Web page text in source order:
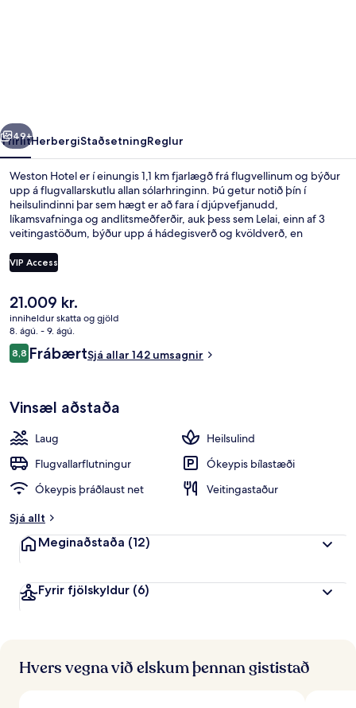
Næsta
49+
YfirlitHerbergiStaðsetningReglur
Weston Hotel er í einungis 1,1 km fjarlægð frá flugvellinum og býður
upp á flugvallarskutlu allan sólarhringinn. Þú getur notið þín í
heilsulindinni þar sem hægt er að fara í djúpvefjanudd,
líkamsvafninga og andlitsmeðferðir, auk þess sem Lelai, einn af 3
veitingastöðum, býður upp á hádegisverð og kvöldverð, en
þæginda á svæðinu eru 2 barir/setustofur, útilaug og næturklúbbur.
Aðrir gestir hafa sagt að meðal helstu kosta gististaðarins sé
VIP Access
Núverandi
verð
er
21.009 kr.
21.009 kr.
inniheldur skatta og gjöld
8. ágú. - 9. ágú.
Umsagnir
8,88,8 af 10
FrábærtSjá allar 142 umsagnir
Vinsæl aðstaða
Laug
Heilsulind
Flugvallarflutningur
Ókeypis bílastæði
Ókeypis þráðlaust net
Veitingastaður
Sjá allt
Meginaðstaða (12)
Fyrir fjölskyldur (6)
Hvers vegna við elskum þennan gististað